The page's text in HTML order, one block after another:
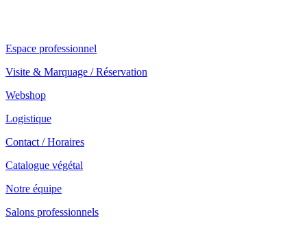
Espace professionnel
Visite & Marquage / Réservation
Webshop
Logistique
Contact / Horaires
Catalogue végétal
Notre équipe
Salons professionnels